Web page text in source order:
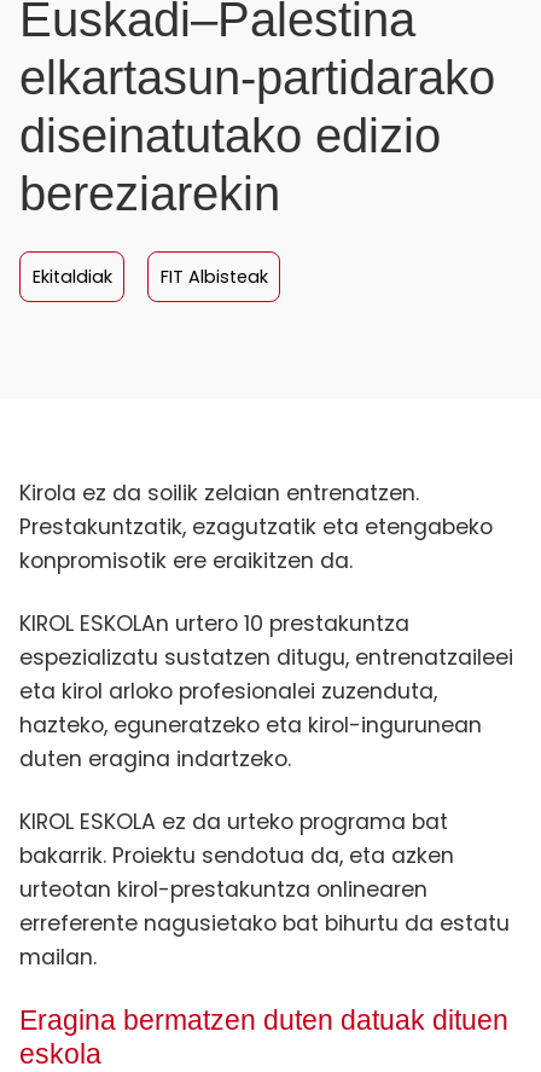
Euskadi–Palestina
elkartasun-partidarako
diseinatutako edizio
bereziarekin
Ekitaldiak FIT Albisteak
Kirola ez da soilik zelaian entrenatzen.
Prestakuntzatik, ezagutzatik eta etengabeko
konpromisotik ere eraikitzen da.
KIROL ESKOLAn urtero 10 prestakuntza
espezializatu sustatzen ditugu, entrenatzaileei
eta kirol arloko profesionalei zuzenduta,
hazteko, eguneratzeko eta kirol-ingurunean
duten eragina indartzeko.
KIROL ESKOLA ez da urteko programa bat
bakarrik. Proiektu sendotua da, eta azken
urteotan kirol-prestakuntza onlinearen
erreferente nagusietako bat bihurtu da estatu
mailan.
Eragina bermatzen duten datuak dituen
eskola